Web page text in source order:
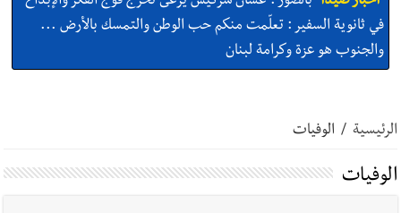
في ثانوية السفير : تعلّمت منكم حب الوطن والتمسك بالأرض ...
والجنوب هو عزة وكرامة لبنان
أخبار صيدا بلدية صيدا : حجز مركبتي توكتوك وتغريم صاحبهما
الرئيسية / الوفيات
الوفيات